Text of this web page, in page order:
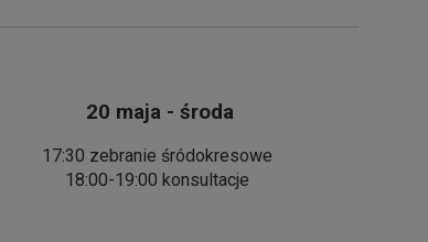
20 maja - środa
17:30 zebranie śródokresowe
18:00-19:00 konsultacje